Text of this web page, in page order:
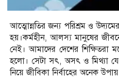
আত্মোন্নতির জন্য পরিশ্রম ও
হয়।কর্মহীন, আলস্য মানুষের
নেই। আমাদের দেশের
হলো। সেটা সৎ, অসৎ ও মিথ্যা
নিয়ে জীবিকা নির্বাহের অনেক